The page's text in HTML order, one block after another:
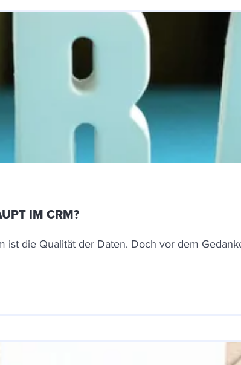
IM CRM?
die Qualität der Daten. Doch vor dem